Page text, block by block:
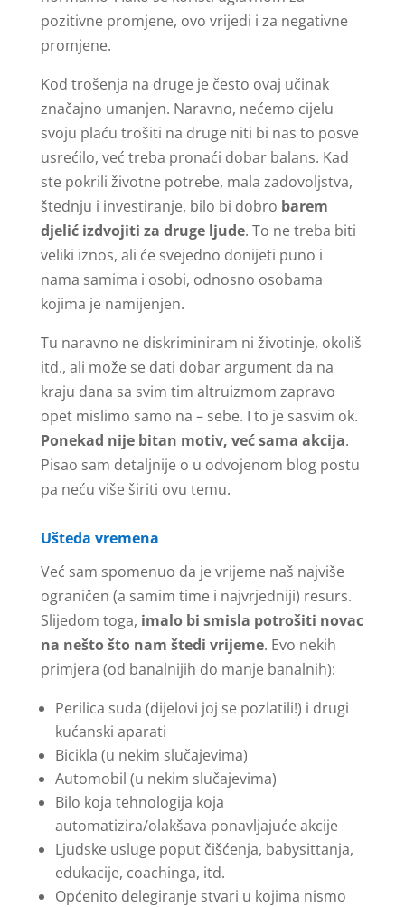
pozitivne promjene, ovo vrijedi i za negativne
promjene.
Kod trošenja na druge je često ovaj učinak
značajno umanjen. Naravno, nećemo cijelu
svoju plaću trošiti na druge niti bi nas to posve
usrećilo, već treba pronaći dobar balans. Kad
ste pokrili životne potrebe, mala zadovoljstva,
štednju i investiranje, bilo bi dobro barem
djelić izdvojiti za druge ljude. To ne treba biti
veliki iznos, ali će svejedno donijeti puno i
nama samima i osobi, odnosno osobama
kojima je namijenjen.
Tu naravno ne diskriminiram ni životinje, okoliš
itd., ali može se dati dobar argument da na
kraju dana sa svim tim altruizmom zapravo
opet mislimo samo na – sebe. I to je sasvim ok.
Ponekad nije bitan motiv, već sama akcija.
Pisao sam detaljnije o u odvojenom blog postu
pa neću više širiti ovu temu.
Ušteda vremena
Već sam spomenuo da je vrijeme naš najviše
ograničen (a samim time i najvrjedniji) resurs.
Slijedom toga, imalo bi smisla potrošiti novac
na nešto što nam štedi vrijeme. Evo nekih
primjera (od banalnijih do manje banalnih):
Perilica suđa (dijelovi joj se pozlatili!) i drugi
kućanski aparati
Bicikla (u nekim slučajevima)
Automobil (u nekim slučajevima)
Bilo koja tehnologija koja
automatizira/olakšava ponavljajuće akcije
Ljudske usluge poput čišćenja, babysittanja,
edukacije, coachinga, itd.
Općenito delegiranje stvari u kojima nismo